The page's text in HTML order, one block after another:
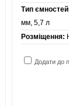
Тип
мм, 5,7 л
Розміщення:
Додати до